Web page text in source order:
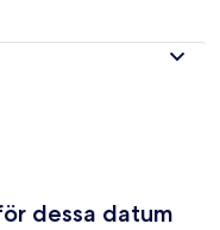
dessa datum